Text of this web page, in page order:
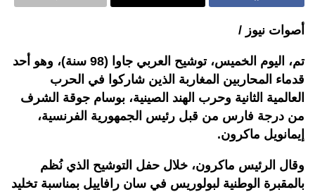
أصوات نيوز /
تم، اليوم الخميس، توشيح العربي جاوا (98 سنة)، وهو أحد
قدماء المحاربين المغاربة الذين شاركوا في الحرب
العالمية الثانية وحرب الهند الصينية، بوسام جوقة الشرف
من درجة فارس من قبل رئيس الجمهورية الفرنسية،
إيمانويل ماكرون.
وقال الرئيس ماكرون، خلال حفل التوشيح الذي نُظم
بالمقبرة الوطنية لبولوريس في سان رافاييل بمناسبة تخليد